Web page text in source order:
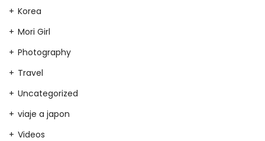
Korea
Mori Girl
Photography
Travel
Uncategorized
viaje a japon
Videos